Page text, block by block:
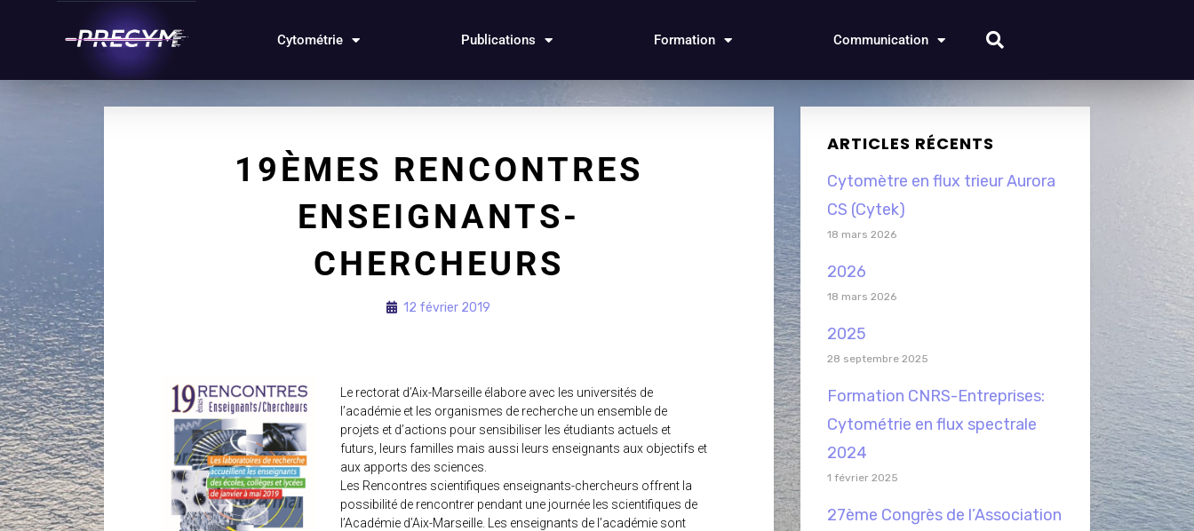
Cytométrie Publications Formation Communication
19ÈMES RENCONTRES
ENSEIGNANTS-
CHERCHEURS
12 février 2019
Le rectorat d’Aix-Marseille élabore avec les universités de
l’académie et les organismes de recherche un ensemble de
projets et d’actions pour sensibiliser les étudiants actuels et
futurs, leurs familles mais aussi leurs enseignants aux objectifs et
aux apports des sciences.
Les Rencontres scientifiques enseignants-chercheurs offrent la
possibilité de rencontrer pendant une journée les scientifiques de
l’Académie d’Aix-Marseille. Les enseignants de l’académie sont
ARTICLES RÉCENTS
Cytomètre en flux trieur Aurora
CS (Cytek)
18 mars 2026
2026
18 mars 2026
2025
28 septembre 2025
Formation CNRS-Entreprises:
Cytométrie en flux spectrale
2024
1 février 2025
27ème Congrès de l’Association